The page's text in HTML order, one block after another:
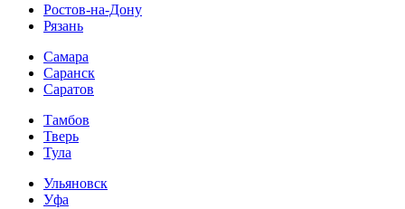
Ростов-на-Дону
Рязань
Самара
Саранск
Саратов
Тамбов
Тверь
Тула
Ульяновск
Уфа